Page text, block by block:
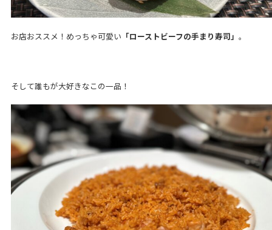
お店おススメ！めっちゃ可愛い 「ローストビーフの手まり寿司」 。
そして誰もが大好きなこの一品！